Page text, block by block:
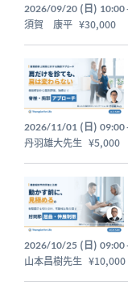
2026/09/20(日) 10:00
須賀 康平 ¥30,000
2026/11/01(日) 09:00
丹羽雄大先生 ¥5,000
2026/10/25(日) 09:00
山本昌樹先生 ¥10,000